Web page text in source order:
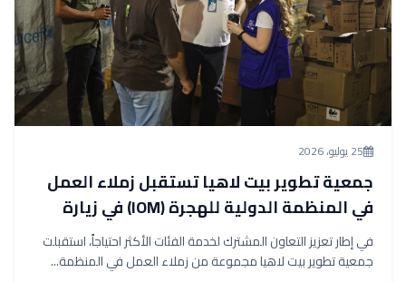
25 يوليو، 2026
جمعية تطوير بيت لاهيا تستقبل زملاء العمل
في المنظمة الدولية للهجرة (IOM) في زيارة
ميدانية لمراقبة عمليات التوزيع
في إطار تعزيز التعاون المشترك لخدمة الفئات الأكثر احتياجاً، استقبلت
جمعية تطوير بيت لاهيا مجموعة من زملاء العمل في المنظمة...